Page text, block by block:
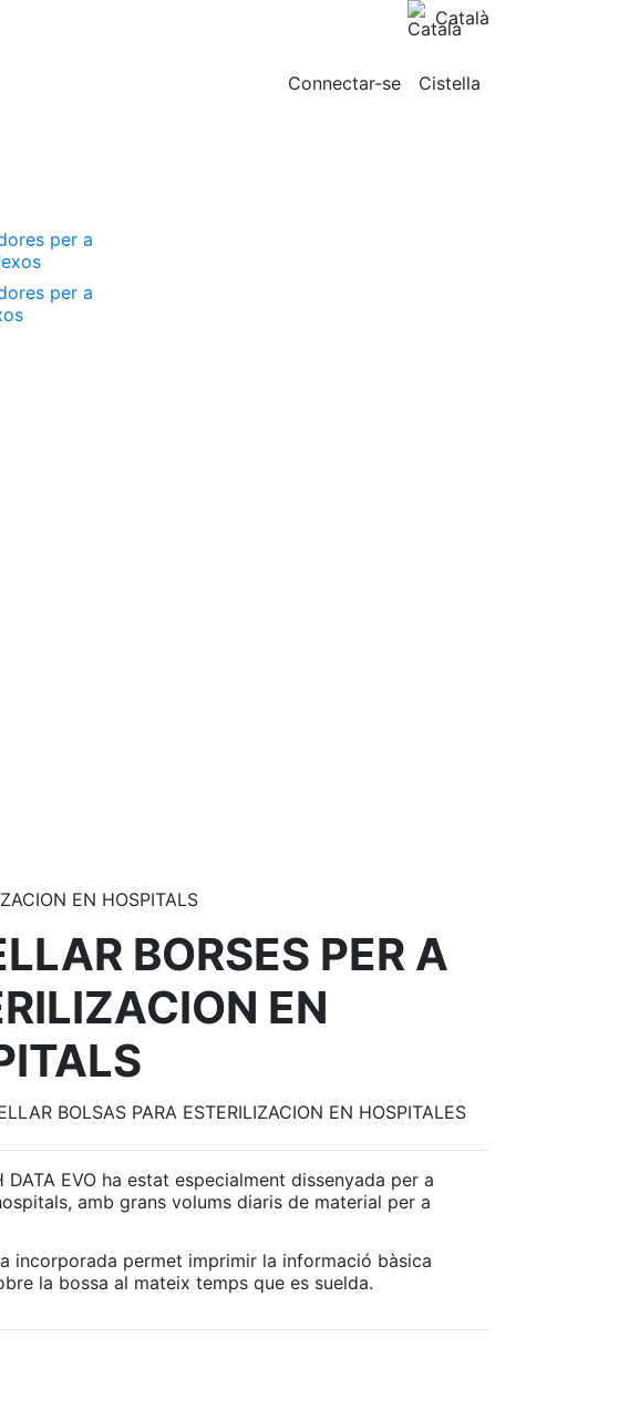
Català
Connectar-se
Cistella
per a
EN HOSPITALS
BORSES PER A
EN
BOLSAS PARA ESTERILIZACION EN HOSPITALES
DATA EVO ha estat especialment dissenyada per a
amb grans volums diaris de material per a
incorporada permet imprimir la informació bàsica
la bossa al mateix temps que es suelda.